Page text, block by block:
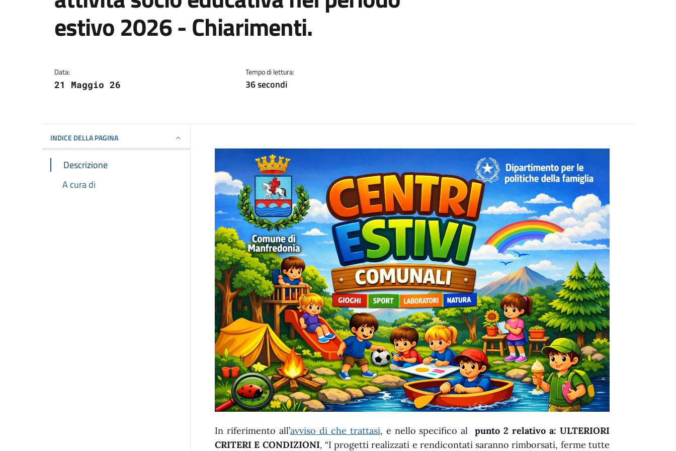
estivo 2026 - Chiarimenti.
Data:
21 Maggio 26
Tempo di lettura:
36 secondi
INDICE DELLA PAGINA
Descrizione
A cura di
In riferimento all’avviso di che trattasi, e nello specifico alpunto 2 relativo a: ULTERIORI
CRITERI E CONDIZIONI, “I progetti realizzati e rendicontati saranno rimborsati, ferme tutte